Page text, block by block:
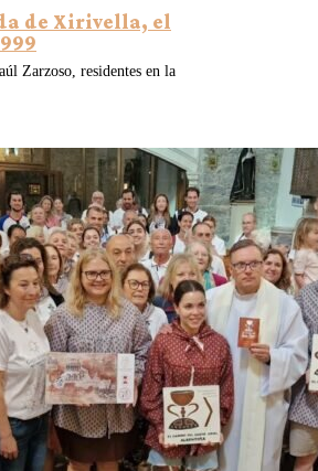
de Xirivella, el
Zarzoso, residentes en la